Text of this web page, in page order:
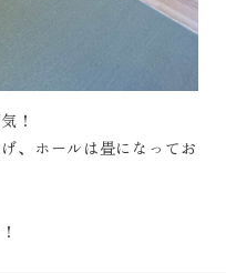
！
、ホールは畳になってお